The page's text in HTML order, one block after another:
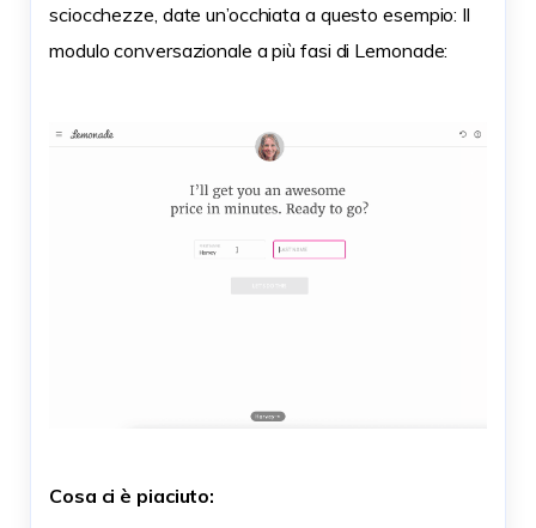
sciocchezze, date un’occhiata a questo esempio: Il
modulo conversazionale a più fasi di Lemonade:
Cosa ci è piaciuto: